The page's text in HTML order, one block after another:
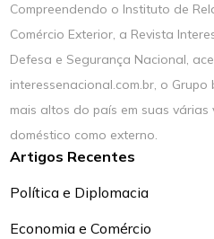
Compreendendo o Instituto de
Comércio Exterior, a Revista
Defesa e Segurança Nacional,
interessenacional.com.br, o
mais altos do país em suas
doméstico como externo.
Artigos Recentes
Política e Diplomacia
Economia e Comércio